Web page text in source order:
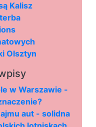
Kalisz
Olsztyn
w Warszawie -
aut - solidna